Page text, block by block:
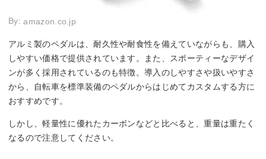
By:amazon.co.jp
アルミ製のペダルは、耐久性や耐食性を備えていながらも、購入
しやすい価格で提供されています。また、スポーティーなデザイ
ンが多く採用されているのも特徴。導入のしやすさや扱いやすさ
から、自転車を標準装備のペダルからはじめてカスタムする方に
おすすめです。
しかし、軽量性に優れたカーボンなどと比べると、重量は重たく
なるので注意してください。